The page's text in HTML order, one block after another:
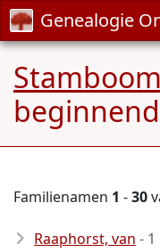
Genealogie
Familienamen 1 -30
Raaphorst, van - 1